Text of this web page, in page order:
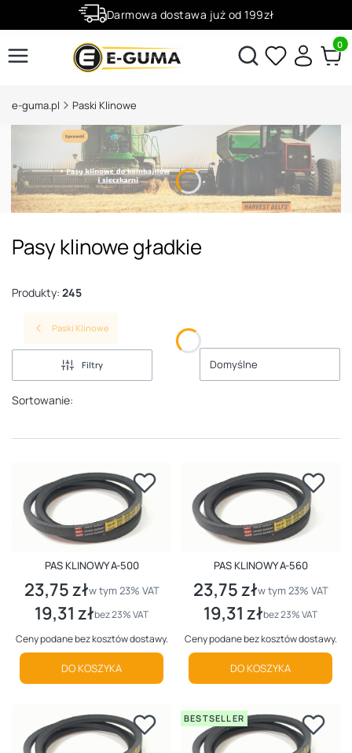
Darmowa dostawa już od 199zł
Rabaty -50% na wybrane produktyOtwórz wyszukiwarkę
e-guma.pl Paski Klinowe
Pasy klinowe gładkie
Produkty: 245
Paski Klinowe
Filtry
Sortowanie:
Domyślne
PAS KLINOWY A-500
Cena brutto
23,75 złw tym %s VAT
w tym23% VAT
Cena netto
19,31 złbez 23% VAT
Ceny podane bez kosztów dostawy.
DO KOSZYKA
PAS KLINOWY A-560
Cena brutto
23,75 złw tym %s VAT
w tym23% VAT
Cena netto
19,31 złbez 23% VAT
Ceny podane bez kosztów dostawy.
DO KOSZYKA
BESTSELLER